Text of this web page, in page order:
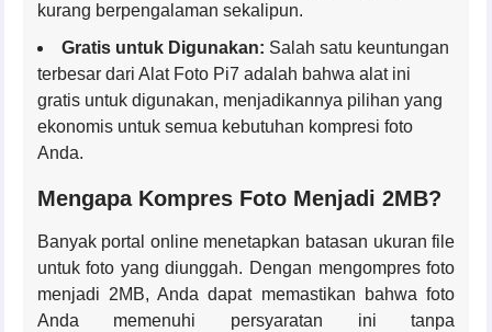
kurang berpengalaman sekalipun.
Gratis untuk Digunakan: Salah satu keuntungan
terbesar dari Alat Foto Pi7 adalah bahwa alat ini
gratis untuk digunakan, menjadikannya pilihan yang
ekonomis untuk semua kebutuhan kompresi foto
Anda.
Mengapa Kompres Foto Menjadi 2MB?
Banyak portal online menetapkan batasan ukuran file
untuk foto yang diunggah. Dengan mengompres foto
menjadi 2MB, Anda dapat memastikan bahwa foto
Anda memenuhi persyaratan ini tanpa